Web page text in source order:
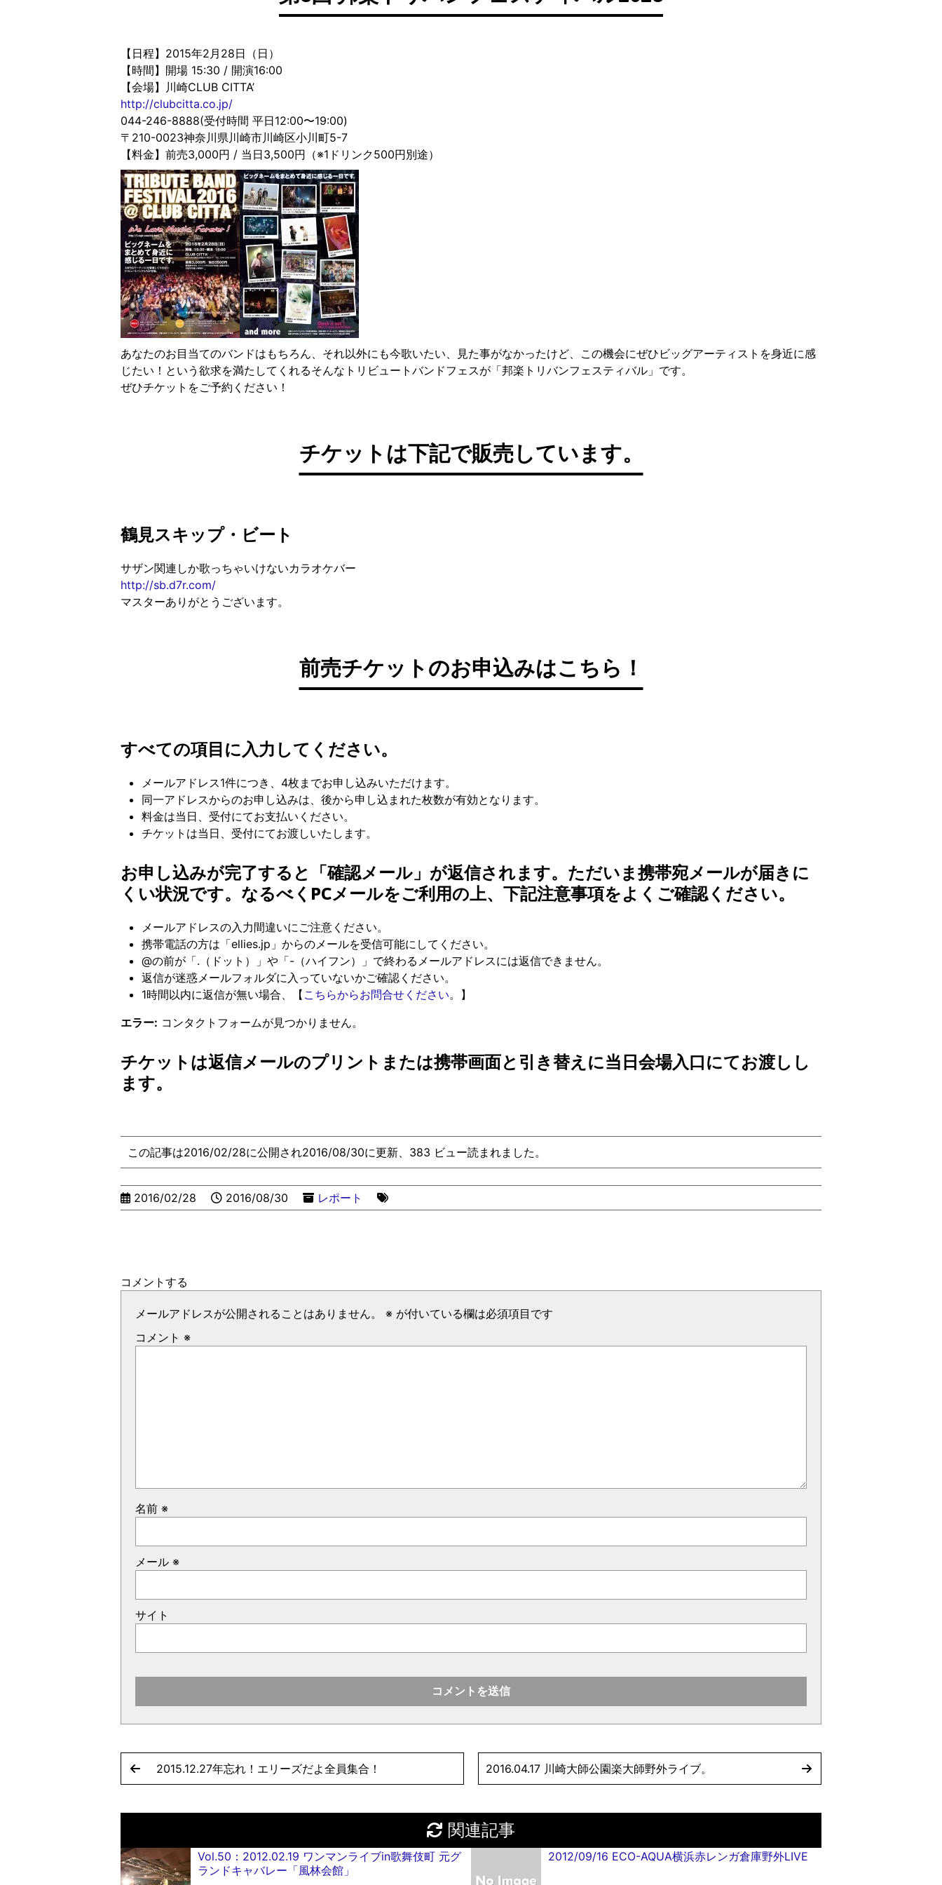
【日程】2015年2月28日（日）
【時間】開場 15:30 / 開演16:00
【会場】川崎CLUB CITTA’
http://clubcitta.co.jp/
044-246-8888(受付時間 平日12:00〜19:00)
〒210-0023神奈川県川崎市川崎区小川町5-7
【料金】前売3,000円 / 当日3,500円（※1ドリンク500円別途）
あなたのお目当てのバンドはもちろん、それ以外にも今歌いたい、見た事がなかったけど、この機会にぜひビッグアーティストを身近に感
じたい！という欲求を満たしてくれるそんなトリビュートバンドフェスが「邦楽トリバンフェスティバル」です。
ぜひチケットをご予約ください！
チケットは下記で販売しています。
鶴見スキップ・ビート
サザン関連しか歌っちゃいけないカラオケバー
http://sb.d7r.com/
マスターありがとうございます。
前売チケットのお申込みはこちら！
すべての項目に入力してください。
メールアドレス1件につき、4枚までお申し込みいただけます。
同一アドレスからのお申し込みは、後から申し込まれた枚数が有効となります。
料金は当日、受付にてお支払いください。
チケットは当日、受付にてお渡しいたします。
お申し込みが完了すると「確認メール」が返信されます。ただいま携帯宛メールが届きに
くい状況です。なるべくPCメールをご利用の上、下記注意事項をよくご確認ください。
メールアドレスの入力間違いにご注意ください。
携帯電話の方は「ellies.jp」からのメールを受信可能にしてください。
@の前が「.（ドット）」や「-（ハイフン）」で終わるメールアドレスには返信できません。
返信が迷惑メールフォルダに入っていないかご確認ください。
1時間以内に返信が無い場合、【 こちらからお問合せください。】
エラー: コンタクトフォームが見つかりません。
チケットは返信メールのプリントまたは携帯画面と引き替えに当日会場入口にてお渡しし
ます。
この記事は2016/02/28に公開され2016/08/30に更新、383 ビュー読まれました。
2016/02/28 2016/08/30 レポート
コメントする
メールアドレスが公開されることはありません。 ※ が付いている欄は必須項目です
コメント ※
名前 ※
メール ※
サイト
2015.12.27年忘れ！エリーズだよ全員集合！ 2016.04.17 川崎大師公園楽大師野外ライブ。
関連記事
Vol.50：2012.02.19 ワンマンライブin歌舞伎町 元グ
ランドキャバレー「風林会館」
2012/09/16 ECO-AQUA横浜赤レンガ倉庫野外LIVE